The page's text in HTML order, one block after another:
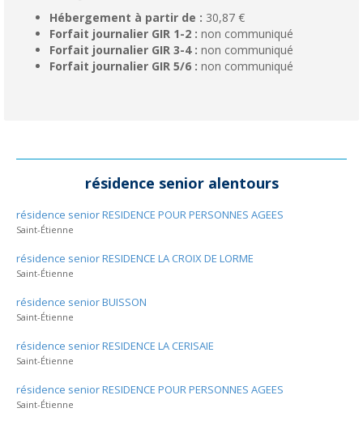
Hébergement à partir de : 30,87 €
Forfait journalier GIR 1-2 : non communiqué
Forfait journalier GIR 3-4 : non communiqué
Forfait journalier GIR 5/6 : non communiqué
résidence senior alentours
résidence senior RESIDENCE POUR PERSONNES AGEES
Saint-Étienne
résidence senior RESIDENCE LA CROIX DE LORME
Saint-Étienne
résidence senior BUISSON
Saint-Étienne
résidence senior RESIDENCE LA CERISAIE
Saint-Étienne
résidence senior RESIDENCE POUR PERSONNES AGEES
Saint-Étienne